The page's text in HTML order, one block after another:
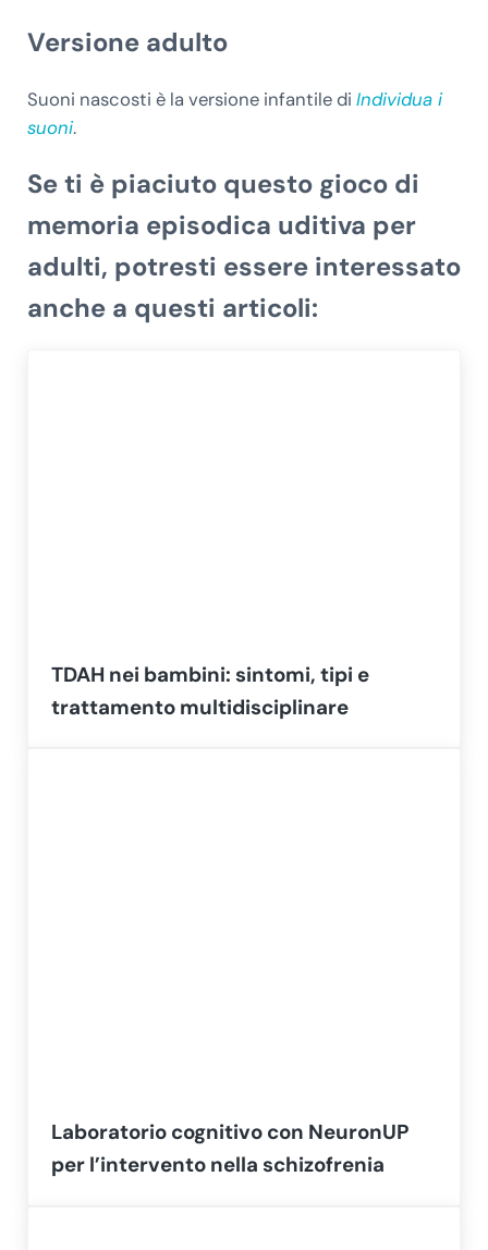
Versione adulto
Suoni nascosti è la versione infantile di Individua i
suoni.
Se ti è piaciuto questo gioco di
memoria episodica uditiva per
adulti, potresti essere interessato
anche a questi articoli:
TDAH nei bambini: sintomi, tipi e
trattamento multidisciplinare
Laboratorio cognitivo con NeuronUP
per l’intervento nella schizofrenia